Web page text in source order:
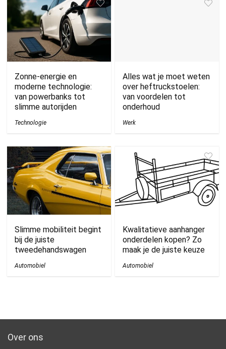
Zonne-energie en
moderne technologie:
van powerbanks tot
slimme autorijden
Technologie
Alles wat je moet weten
over heftruckstoelen:
van voordelen tot
onderhoud
Werk
Slimme mobiliteit begint
bij de juiste
tweedehandswagen
Automobiel
Kwalitatieve aanhanger
onderdelen kopen? Zo
maak je de juiste keuze
Automobiel
Over ons